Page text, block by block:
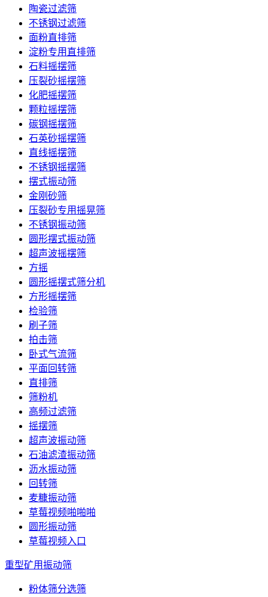
陶瓷过滤筛
不锈钢过滤筛
面粉直排筛
淀粉专用直排筛
石料摇摆筛
压裂砂摇摆筛
化肥摇摆筛
颗粒摇摆筛
碳钢摇摆筛
石英砂摇摆筛
直线摇摆筛
不锈钢摇摆筛
摆式振动筛
金刚砂筛
压裂砂专用摇晃筛
不锈钢振动筛
圆形摆式振动筛
超声波摇摆筛
方摇
圆形摇摆式筛分机
方形摇摆筛
检验筛
刷子筛
拍击筛
卧式气流筛
平面回转筛
直排筛
筛粉机
高频过滤筛
摇摆筛
超声波振动筛
石油滤渣振动筛
沥水振动筛
回转筛
麦糠振动筛
草莓视频啪啪啪
圆形振动筛
草莓视频入口
重型矿用振动筛
粉体筛分选筛